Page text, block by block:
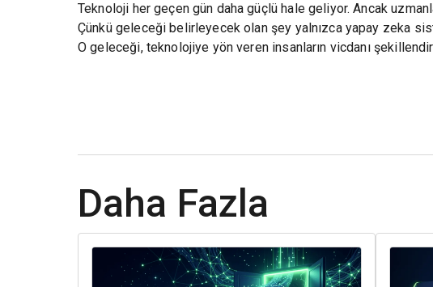
Teknoloji her geçen gün daha güçlü hale geliyor. Ancak
Çünkü geleceği belirleyecek olan şey yalnızca yapay zeka
O geleceği, teknolojiye yön veren insanların vicdanı
Daha Fazla